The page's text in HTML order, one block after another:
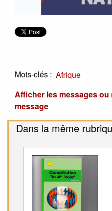
Mots-clés : Afrique
Afficher les messages ou
message
Dans la même